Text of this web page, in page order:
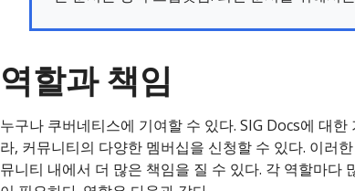
역할과 책임
누구나 쿠버네티스에 기여할 수 있다. SIG Docs에 대한
라, 커뮤니티의 다양한 멤버십을 신청할 수 있다. 이러
뮤니티 내에서 더 많은 책임을 질 수 있다. 각 역할마다